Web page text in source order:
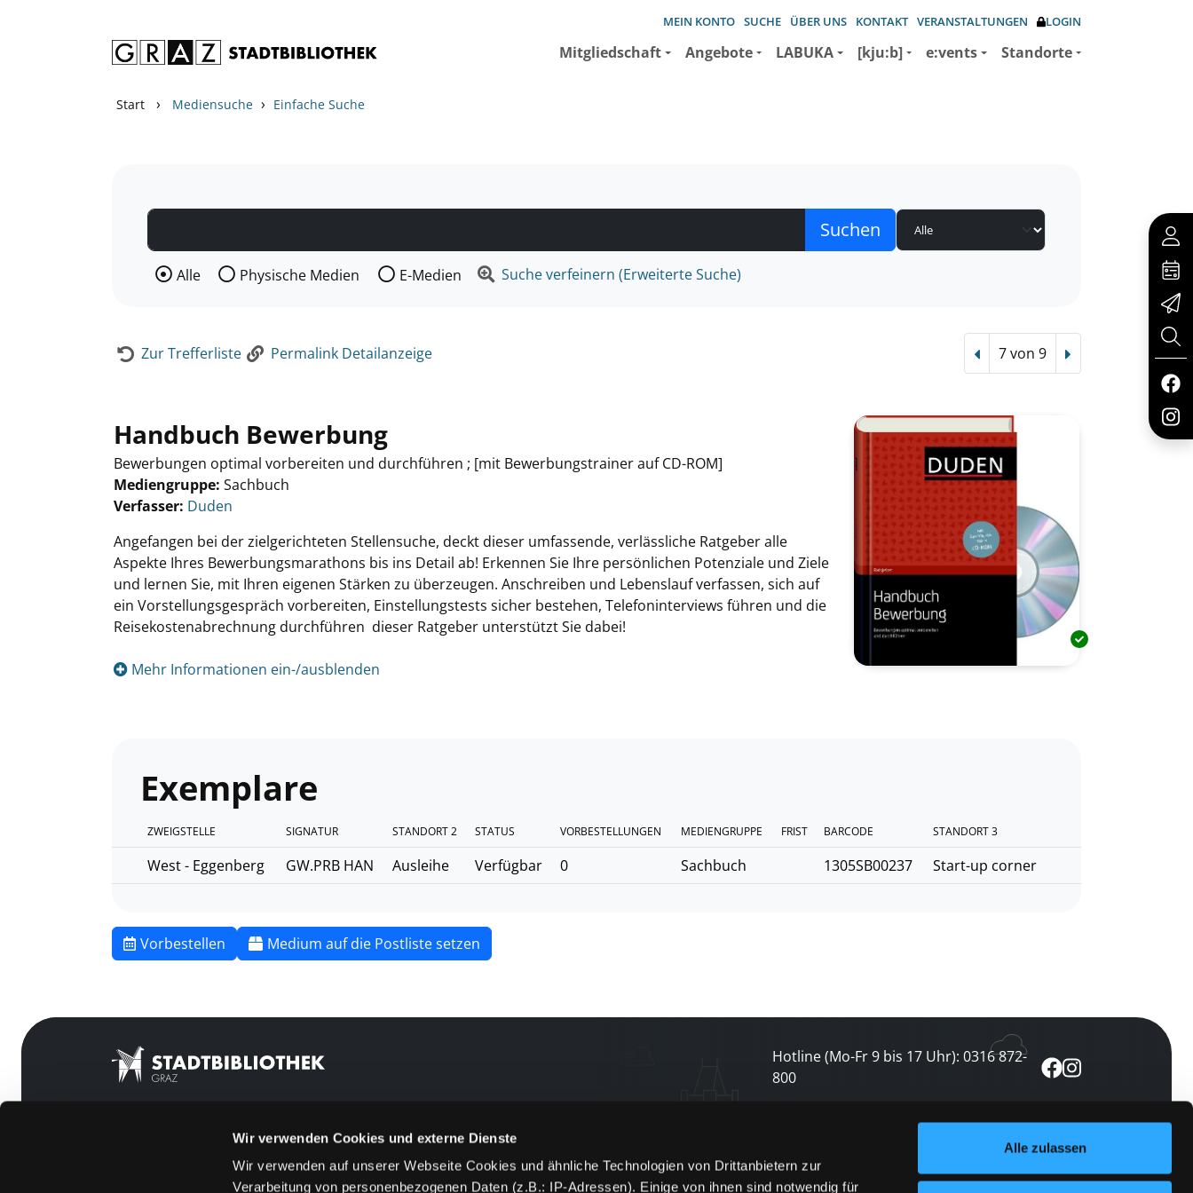
Wir verwenden Cookies und externe Dienste
Wir verwenden auf unserer Webseite Cookies und ähnliche Technologien von Drittanbietern zur
Verarbeitung von personenbezogenen Daten (z.B.: IP-Adressen). Einige von ihnen sind notwendig für
Alle zulassen
MEIN KONTO SUCHE ÜBER UNS KONTAKT VERANSTALTUNGEN LOGIN
Mitgliedschaft Angebote LABUKA [kju:b] e:vents Standorte
Start › Mediensuche › Einfache Suche
Wählen Sie die Medienart nach der Sie suchen wollen.
Alle Physische Medien E-Medien Suche verfeinern (Erweiterte Suche)
Zur Trefferliste Permalink Detailanzeige Vorheriger Treffer
7 von 9 Nächster Treffer
Handbuch Bewerbung
Bewerbungen optimal vorbereiten und durchführen ; [mit Bewerbungstrainer auf CD-ROM]
Mediengruppe: Sachbuch
Verfasser: Suche nach diesem Verfasser
Duden
Angefangen bei der zielgerichteten Stellensuche, deckt dieser umfassende, verlässliche Ratgeber alle
Aspekte Ihres Bewerbungsmarathons bis ins Detail ab! Erkennen Sie Ihre persönlichen Potenziale und Ziele
und lernen Sie, mit Ihren eigenen Stärken zu überzeugen. Anschreiben und Lebenslauf verfassen, sich auf
ein Vorstellungsgespräch vorbereiten, Einstellungstests sicher bestehen, Telefoninterviews führen und die
Reisekostenabrechnung durchführen  dieser Ratgeber unterstützt Sie dabei!
Mehr Informationen ein-/ausblenden
Exemplare
ZWEIGSTELLE SIGNATUR STANDORT 2 STATUS VORBESTELLUNGEN MEDIENGRUPPE FRIST BARCODE STANDORT 3
West - Eggenberg GW.PRB HAN Ausleihe Verfügbar 0 Sachbuch 1305SB00237 Start-up corner
Vorbestellen Medium auf die Postliste setzen
Hotline (Mo-Fr 9 bis 17 Uhr): 0316 872-
800
Feedback
Kontakt
Newsletter abonnieren
und keine Veranstaltung verpassen